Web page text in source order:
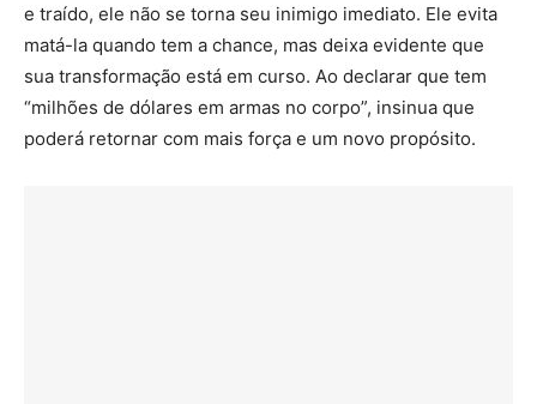
e traído, ele não se torna seu inimigo imediato. Ele evita
matá-la quando tem a chance, mas deixa evidente que
sua transformação está em curso. Ao declarar que tem
“milhões de dólares em armas no corpo”, insinua que
poderá retornar com mais força e um novo propósito.